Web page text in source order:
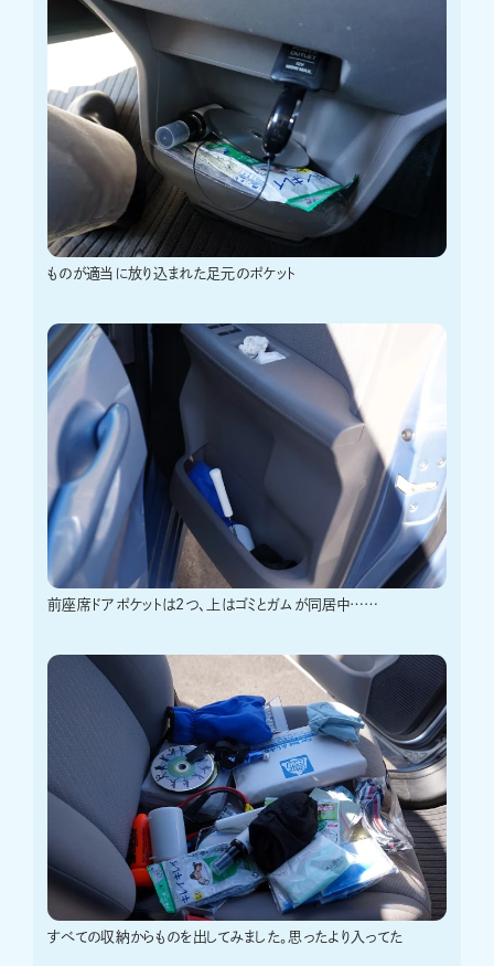
ものが適当に放り込まれた足元のポケット
前座席ドアポケットは2つ、上はゴミとガムが同居中……
すべての収納からものを出してみました。思ったより入ってた